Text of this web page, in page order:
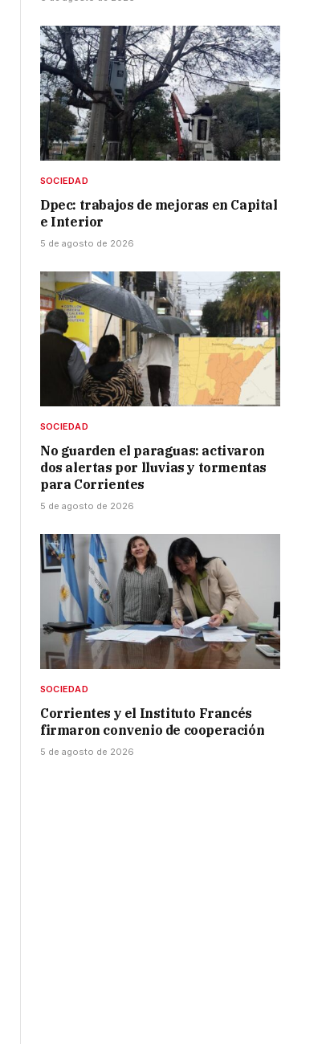
SOCIEDAD
Dpec: trabajos de mejoras en Capital
e Interior
5 de agosto de 2026
SOCIEDAD
No guarden el paraguas: activaron
dos alertas por lluvias y tormentas
para Corrientes
5 de agosto de 2026
SOCIEDAD
Corrientes y el Instituto Francés
firmaron convenio de cooperación
5 de agosto de 2026